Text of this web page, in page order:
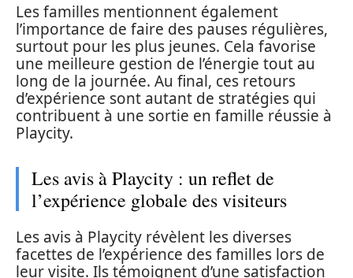
Les familles mentionnent également
l’importance de faire des pauses régulières,
surtout pour les plus jeunes. Cela favorise
une meilleure gestion de l’énergie tout au
long de la journée. Au final, ces retours
d’expérience sont autant de stratégies qui
contribuent à une sortie en famille réussie à
Playcity.
Les avis à Playcity : un reflet de
l’expérience globale des visiteurs
Les avis à Playcity révèlent les diverses
facettes de l’expérience des familles lors de
leur visite. Ils témoignent d’une satisfaction